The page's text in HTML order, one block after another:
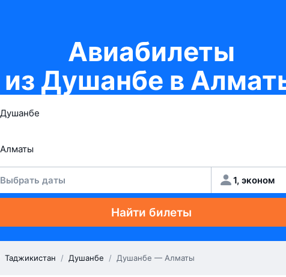
Авиабилеты
из Душанбе в
Выбрать даты 1, эконом
Найти билеты
Таджикистан / Душанбе / Душанбе — Алматы